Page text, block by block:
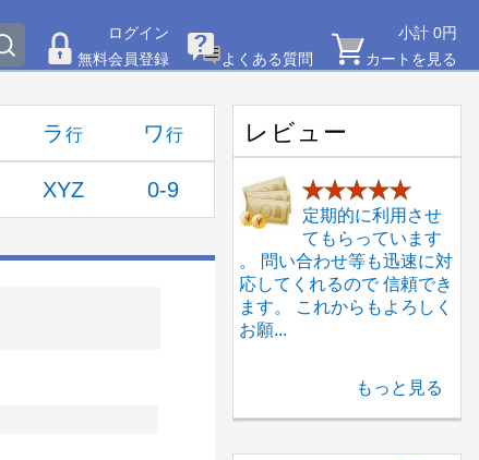
ログイン
無料会員登録
よくある質問
小計 0円
カートを見る
ラ ワ
XYZ 0-9
レビュー
★★★★★
定期的に利用させ
てもらっています
。 問い合わせ等も迅速に対
応してくれるので 信頼でき
ます。 これからもよろしく
お願...
もっと見る